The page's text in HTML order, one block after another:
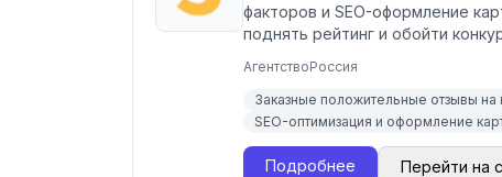
факторов и SEO-оформление
поднять рейтинг и обойти
АгентствоРоссия
Заказные положительные отзывы на
SEO-оптимизация и оформление
Подробнее Перейти на